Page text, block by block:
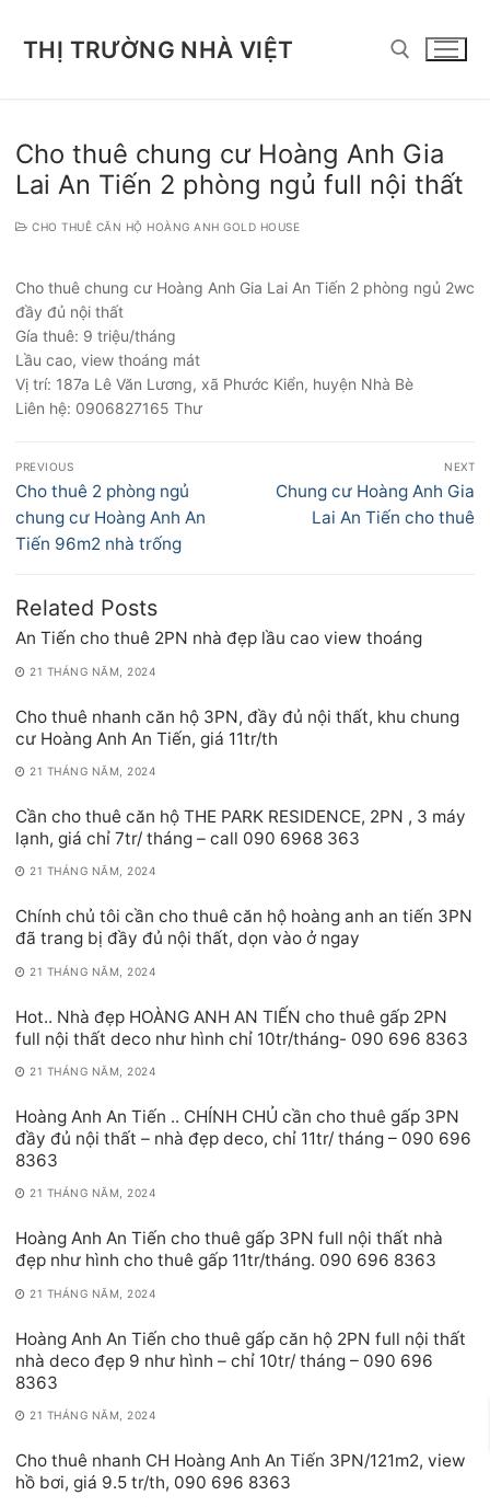
THỊ TRƯỜNG NHÀ VIỆT
Cho thuê chung cư Hoàng Anh Gia
Lai An Tiến 2 phòng ngủ full nội thất
CHO THUÊ CĂN HỘ HOÀNG ANH GOLD HOUSE
Cho thuê chung cư Hoàng Anh Gia Lai An Tiến 2 phòng ngủ 2wc
đầy đủ nội thất
Gía thuê: 9 triệu/tháng
Lầu cao, view thoáng mát
Vị trí: 187a Lê Văn Lương, xã Phước Kiển, huyện Nhà Bè
Liên hệ: 0906827165 Thư
Điều
hướng
bài
viết
PREVIOUS
Previous
post:
Cho thuê 2 phòng ngủ
chung cư Hoàng Anh An
Tiến 96m2 nhà trống
NEXT
Next
Chung cư Hoàng Anh Gia
Lai An Tiến cho thuê
Related Posts
An Tiến cho thuê 2PN nhà đẹp lầu cao view thoáng
21 THÁNG NĂM, 2024
Cho thuê nhanh căn hộ 3PN, đầy đủ nội thất, khu chung
cư Hoàng Anh An Tiến, giá 11tr/th
21 THÁNG NĂM, 2024
Cần cho thuê căn hộ THE PARK RESIDENCE, 2PN , 3 máy
lạnh, giá chỉ 7tr/ tháng – call 090 6968 363
21 THÁNG NĂM, 2024
Chính chủ tôi cần cho thuê căn hộ hoàng anh an tiến 3PN
đã trang bị đầy đủ nội thất, dọn vào ở ngay
21 THÁNG NĂM, 2024
Hot.. Nhà đẹp HOÀNG ANH AN TIẾN cho thuê gấp 2PN
full nội thất deco như hình chỉ 10tr/tháng- 090 696 8363
21 THÁNG NĂM, 2024
Hoàng Anh An Tiến .. CHÍNH CHỦ cần cho thuê gấp 3PN
đầy đủ nội thất – nhà đẹp deco, chỉ 11tr/ tháng – 090 696
8363
21 THÁNG NĂM, 2024
Hoàng Anh An Tiến cho thuê gấp 3PN full nội thất nhà
đẹp như hình cho thuê gấp 11tr/tháng. 090 696 8363
21 THÁNG NĂM, 2024
Hoàng Anh An Tiến cho thuê gấp căn hộ 2PN full nội thất
nhà deco đẹp 9 như hình – chỉ 10tr/ tháng – 090 696
8363
21 THÁNG NĂM, 2024
Cho thuê nhanh CH Hoàng Anh An Tiến 3PN/121m2, view
hồ bơi, giá 9.5 tr/th, 090 696 8363